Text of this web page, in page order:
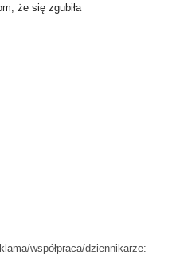
że się zgubiła
współpraca/dziennikarze: